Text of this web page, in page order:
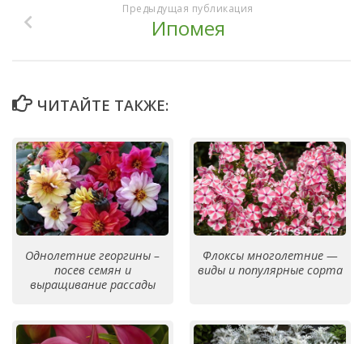
Предыдущая публикация
Ипомея
ЧИТАЙТЕ ТАКЖЕ:
Однолетние георгины –
посев семян и
выращивание рассады
Флоксы многолетние —
виды и популярные сорта